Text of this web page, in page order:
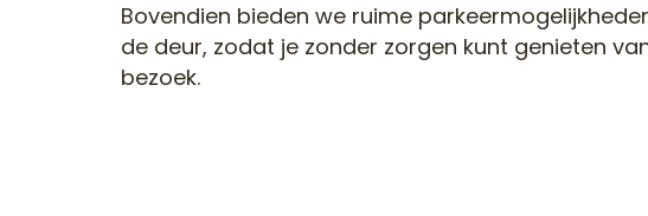
Bovendien bieden we ruime
de deur, zodat je zonder zorgen kunt genieten
bezoek.